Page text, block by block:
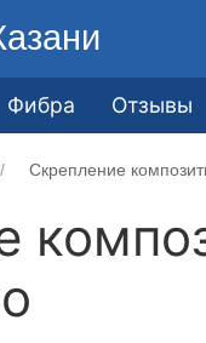
Фибра Отзывы
Скрепление